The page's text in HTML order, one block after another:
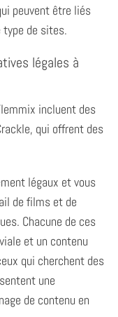
peuvent être liés
type de sites.
légales à
incluent des
qui offrent des
légaux et vous
de films et de
Chacune de ces
et un contenu
qui cherchent des
une
de contenu en